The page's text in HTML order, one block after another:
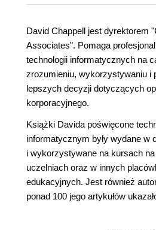
David Chappell jest dyrektorem
Associates". Pomaga
technologii informatycznych na
zrozumieniu, wykorzystywaniu i
lepszych decyzji dotyczących
korporacyjnego.
Książki Davida poświęcone
informatycznym były wydane w
i wykorzystywane na kursach
uczelniach oraz w innych
edukacyjnych. Jest również
ponad 100 jego artykułów